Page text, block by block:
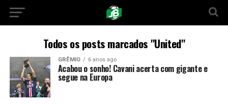
Todos os posts marcados "United"
GRÊMIO 6 anos ago
Acabou o sonho! Cavani acerta com gigante e
segue na Europa